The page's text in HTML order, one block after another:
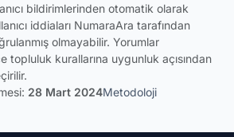
bildirimlerinden otomatik olarak
iddiaları NumaraAra tarafından
olmayabilir. Yorumlar
topluluk kurallarına uygunluk açısından
28 Mart 2024Metodoloji